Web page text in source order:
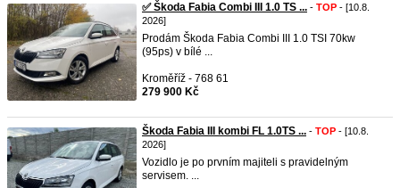
✅ Škoda Fabia Combi III 1.0 TS ... - TOP - [10.8.
2026]
Prodám Škoda Fabia Combi III 1.0 TSI 70kw
(95ps) v bílé ...
Kroměříž - 768 61
279 900 Kč
Škoda Fabia III kombi FL 1.0TS ... - TOP - [10.8.
2026]
Vozidlo je po prvním majiteli s pravidelným
servisem. ...